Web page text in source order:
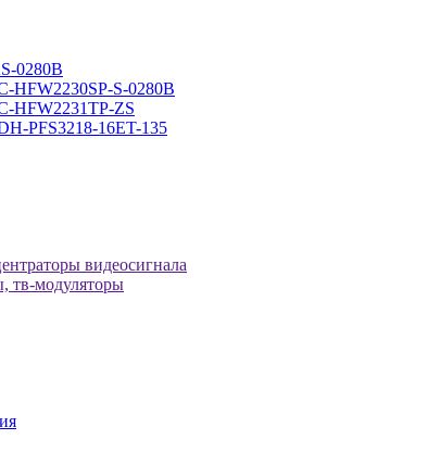
0280B
HFW2230SP-S-0280B
HFW2231TP-ZS
PFS3218-16ET-135
видеосигнала
тв-модуляторы